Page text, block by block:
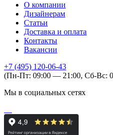
О компании
Дизайнерам
Статьи
Доставка и оплата
Контакты
Вакансии
+7 (495) 120-06-43
(Пн-Пт: 09:00 — 21:00, Сб-Вс:
Мы в социальных сетях